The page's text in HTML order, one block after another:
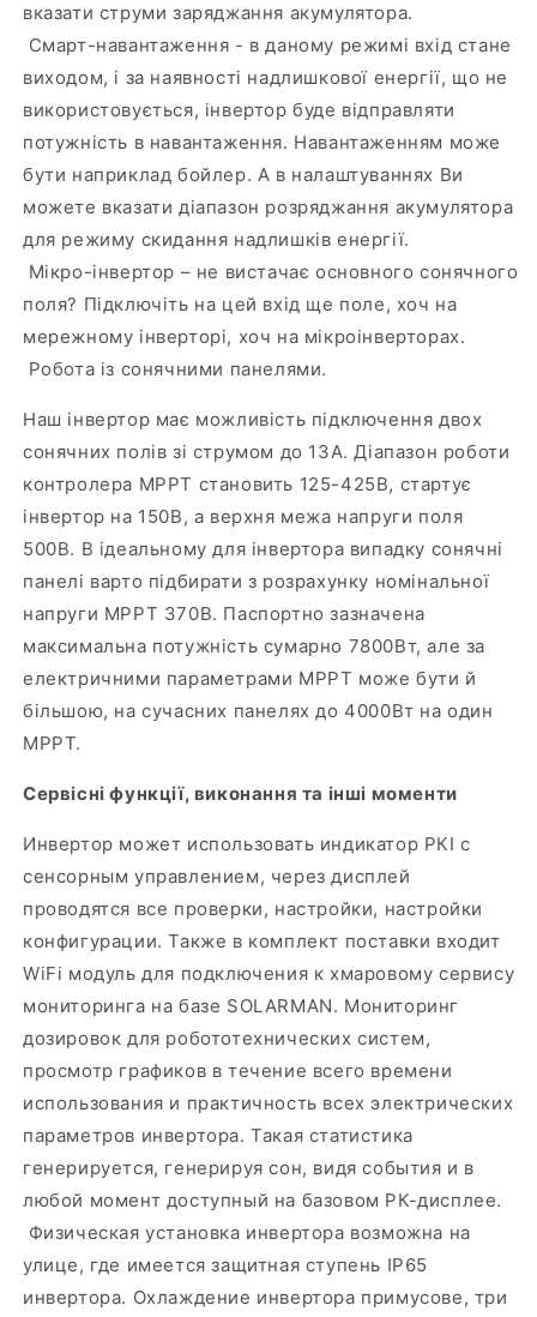
вказати струми заряджання акумулятора.
Смарт-навантаження - в даному режимі вхід стане
виходом, і за наявності надлишкової енергії, що не
використовується, інвертор буде відправляти
потужність в навантаження. Навантаженням може
бути наприклад бойлер. А в налаштуваннях Ви
можете вказати діапазон розряджання акумулятора
для режиму скидання надлишків енергії.
Мікро-інвертор – не вистачає основного сонячного
поля? Підключіть на цей вхід ще поле, хоч на
мережному інверторі, хоч на мікроінверторах.
Робота із сонячними панелями.
Наш інвертор має можливість підключення двох
сонячних полів зі струмом до 13А. Діапазон роботи
контролера MPPT становить 125-425В, стартує
інвертор на 150В, а верхня межа напруги поля
500В. В ідеальному для інвертора випадку сонячні
панелі варто підбирати з розрахунку номінальної
напруги МРРТ 370В. Паспортно зазначена
максимальна потужність сумарно 7800Вт, але за
електричними параметрами МРРТ може бути й
більшою, на сучасних панелях до 4000Вт на один
МРРТ.
Сервісні функції, виконання та інші моменти
Инвертор может использовать индикатор РКІ с
сенсорным управлением, через дисплей
проводятся все проверки, настройки, настройки
конфигурации. Также в комплект поставки входит
WiFi модуль для подключения к хмаровому сервису
мониторинга на базе SOLARMAN. Мониторинг
дозировок для робототехнических систем,
просмотр графиков в течение всего времени
использования и практичность всех электрических
параметров инвертора. Такая статистика
генерируется, генерируя сон, видя события и в
любой момент доступный на базовом РК-дисплее.
Физическая установка инвертора возможна на
улице, где имеется защитная ступень IP65
инвертора. Охлаждение инвертора примусове, три